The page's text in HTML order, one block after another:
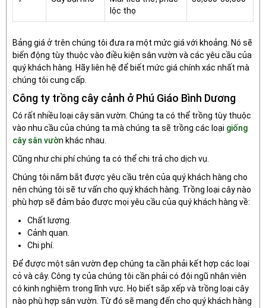
lộc thọ
Bảng giá ở trên chúng tôi đưa ra một mức giá với khoảng. Nó sẽ
biến động tùy thuộc vào điều kiện sân vườn và các yêu cầu của
quý khách hàng. Hãy liên hệ để biết mức giá chính xác nhất mà
chúng tôi cung cấp.
Công ty trồng cây cảnh ở Phú Giáo Bình Dương
Có rất nhiều loại cây sân vườn. Chúng ta có thể trồng tùy thuộc
vào nhu cầu của chúng ta mà chúng ta sẽ trồng các loại giống
cây sân vườn khác nhau.
Cũng như chi phí chúng ta có thể chi trả cho dịch vụ.
Chúng tôi nắm bắt được yêu cầu trên của quý khách hàng cho
nên chúng tôi sẽ tư vấn cho quý khách hàng. Trồng loại cây nào
phù hợp sẽ đảm bảo được mọi yêu cầu của quý khách hàng về:
Chất lượng.
Cảnh quan.
Chi phí.
Để được một sân vườn đẹp chúng ta cần phải kết hợp các loại
cỏ và cây. Công ty của chúng tôi cần phải có đội ngũ nhân viên
có kinh nghiệm trong lĩnh vực. Họ biết sắp xếp và trồng loại cây
nào phù hợp sân vườn. Từ đó sẽ mang đến cho quý khách hàng